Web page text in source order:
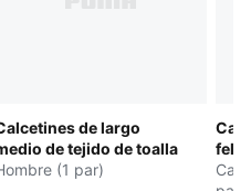
de largo
de tejido de toalla
(1 par)